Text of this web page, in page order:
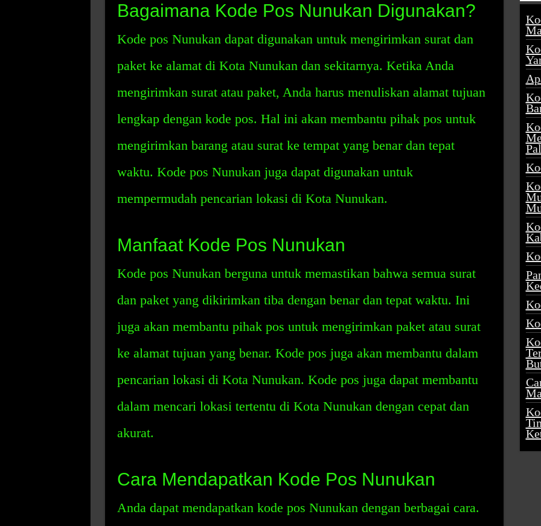
Bagaimana Kode Pos Nunukan Digunakan?
Kode pos Nunukan dapat digunakan untuk mengirimkan surat dan
paket ke alamat di Kota Nunukan dan sekitarnya. Ketika Anda
mengirimkan surat atau paket, Anda harus menuliskan alamat tujuan
lengkap dengan kode pos. Hal ini akan membantu pihak pos untuk
mengirimkan barang atau surat ke tempat yang benar dan tepat
waktu. Kode pos Nunukan juga dapat digunakan untuk
mempermudah pencarian lokasi di Kota Nunukan.
Manfaat Kode Pos Nunukan
Kode pos Nunukan berguna untuk memastikan bahwa semua surat
dan paket yang dikirimkan tiba dengan benar dan tepat waktu. Ini
juga akan membantu pihak pos untuk mengirimkan paket atau surat
ke alamat tujuan yang benar. Kode pos juga akan membantu dalam
pencarian lokasi di Kota Nunukan. Kode pos juga dapat membantu
dalam mencari lokasi tertentu di Kota Nunukan dengan cepat dan
akurat.
Cara Mendapatkan Kode Pos Nunukan
Anda dapat mendapatkan kode pos Nunukan dengan berbagai cara.